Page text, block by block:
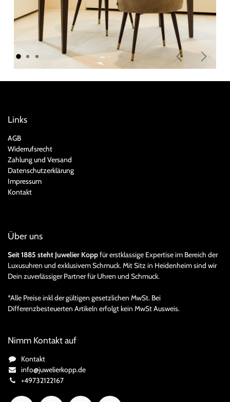
Zurück Weiter
Links
AGB
Widerrufsrecht
Zahlung und Versand
Datenschutzerklärung
Impressum
Kontakt
Über uns
Seit 1885 steht Juwelier Koppfür erstklassige Expertise im Bereich der
Luxusuhren und exklusivem Schmuck. Mit Sitz in Heidenheim sind wir
Dein zuverlässiger Partner für Uhren und Schmuck.
*Alle Preise inkl der gültigen gesetzlichen MwSt. Bei
Differenzbesteuerten Artikeln erfolgt kein MwSt Ausweis.
Nimm Kontakt auf
Kontakt
info@juwelierkopp.de
+49732122167